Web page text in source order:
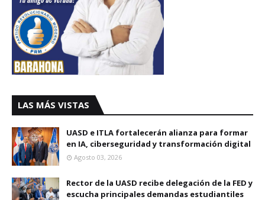
LAS MÁS VISTAS
UASD e ITLA fortalecerán alianza para formar
en IA, ciberseguridad y transformación digital
Agosto 03, 2026
Rector de la UASD recibe delegación de la FED y
escucha principales demandas estudiantiles